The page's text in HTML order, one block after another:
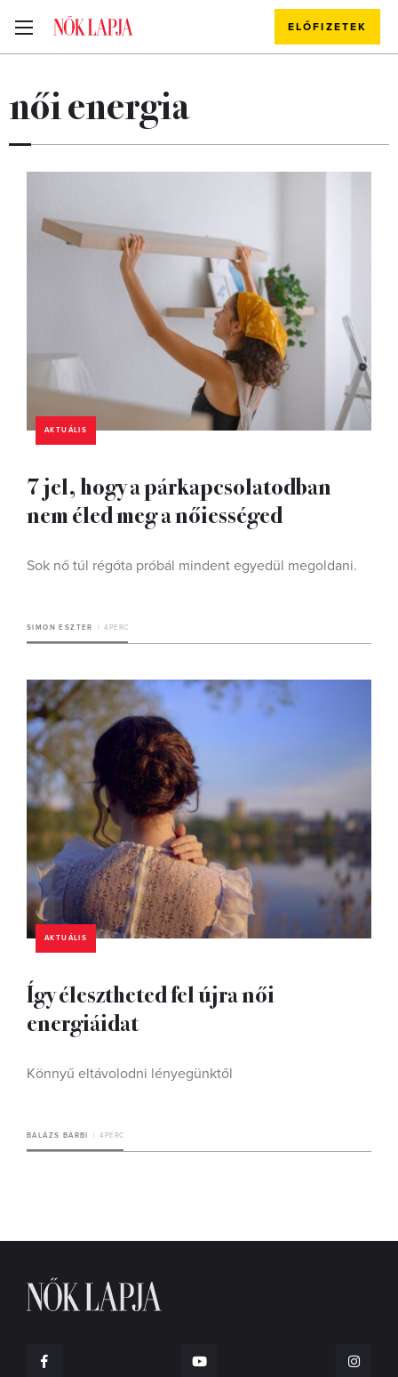
ELŐFIZETEK
női energia
AKTUÁLIS
7 jel, hogy a párkapcsolatodban
nem éled meg a nőiességed
Sok nő túl régóta próbál mindent egyedül megoldani.
SIMON ESZTER 4 PERC
AKTUÁLIS
Így élesztheted fel újra női
energiáidat
Könnyű eltávolodni lényegünktől
BALÁZS BARBI 4 PERC